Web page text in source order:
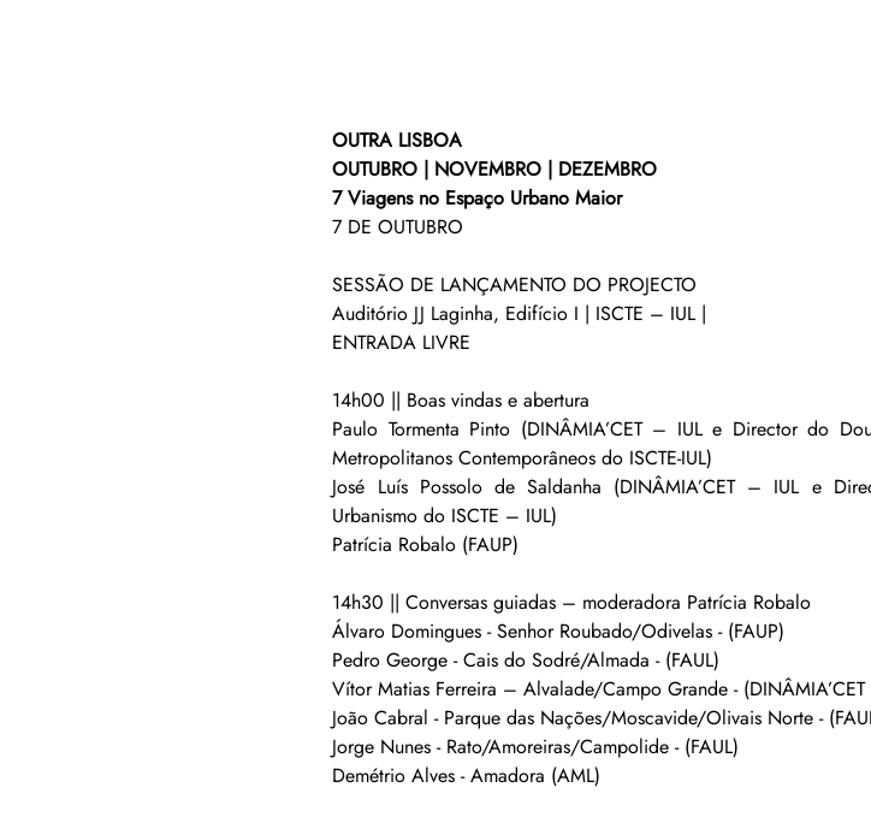
OUTRA LISBOA
OUTUBRO | NOVEMBRO | DEZEMBRO
7 Viagens no Espaço Urbano Maior
7 DE OUTUBRO
SESSÃO DE LANÇAMENTO DO PROJECTO
Auditório JJ Laginha, Edifício I | ISCTE – IUL |
ENTRADA LIVRE
14h00 || Boas vindas e abertura
Paulo Tormenta Pinto (DINÂMIA’CET – IUL e Director do
Metropolitanos Contemporâneos do ISCTE-IUL)
José Luís Possolo de Saldanha (DINÂMIA’CET – IUL e
Urbanismo do ISCTE – IUL)
Patrícia Robalo (FAUP)
14h30 || Conversas guiadas – moderadora Patrícia Robalo
Álvaro Domingues - Senhor Roubado/Odivelas - (FAUP)
Pedro George - Cais do Sodré/Almada - (FAUL)
Vítor Matias Ferreira – Alvalade/Campo Grande -
João Cabral - Parque das Nações/Moscavide/Olivais Norte -
Jorge Nunes - Rato/Amoreiras/Campolide - (FAUL)
Demétrio Alves - Amadora (AML)